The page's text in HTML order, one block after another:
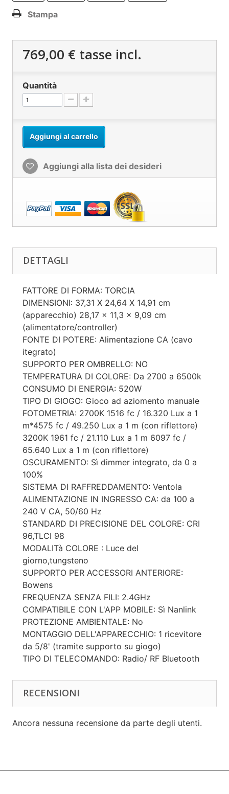
Stampa
769,00 €tasse incl.
Quantità
Aggiungi al carrello
Aggiungi alla lista dei desideri
DETTAGLI
FATTORE DI FORMA: TORCIA
DIMENSIONI: 37,31 X 24,64 X 14,91 cm
(apparecchio) 28,17 x 11,3 x 9,09 cm
(alimentatore/controller)
FONTE DI POTERE: Alimentazione CA (cavo
itegrato)
SUPPORTO PER OMBRELLO: NO
TEMPERATURA DI COLORE: Da 2700 a 6500k
CONSUMO DI ENERGIA: 520W
TIPO DI GIOGO: Gioco ad aziomento manuale
FOTOMETRIA: 2700K 1516 fc / 16.320 Lux a 1
m*4575 fc / 49.250 Lux a 1 m (con riflettore)
3200K 1961 fc / 21.110 Lux a 1 m 6097 fc /
65.640 Lux a 1 m (con riflettore)
OSCURAMENTO: Sì dimmer integrato, da 0 a
100%
SISTEMA DI RAFFREDDAMENTO: Ventola
ALIMENTAZIONE IN INGRESSO CA: da 100 a
240 V CA, 50/60 Hz
STANDARD DI PRECISIONE DEL COLORE: CRI
96,TLCI 98
MODALITà COLORE : Luce del
giorno,tungsteno
SUPPORTO PER ACCESSORI ANTERIORE:
Bowens
FREQUENZA SENZA FILI: 2.4GHz
COMPATIBILE CON L'APP MOBILE: Sì Nanlink
PROTEZIONE AMBIENTALE: No
MONTAGGIO DELL'APPARECCHIO: 1 ricevitore
da 5/8' (tramite supporto su giogo)
TIPO DI TELECOMANDO: Radio/ RF Bluetooth
RECENSIONI
Ancora nessuna recensione da parte degli utenti.